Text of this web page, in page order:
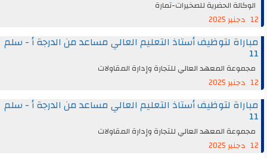
الوكالة الحضرية للصخيرات-تمارة
12 دجنبر 2025
مباراة لتوظيف أستاذ التعليم العالي مساعد من الدرجة أ - سلم
11
مجموعة المعهد العالي للتجارة وإدارة المقاولات
12 دجنبر 2025
مباراة لتوظيف أستاذ التعليم العالي مساعد من الدرجة أ - سلم
11
مجموعة المعهد العالي للتجارة وإدارة المقاولات
12 دجنبر 2025